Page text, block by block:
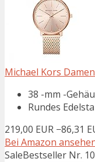
Michael Kors
38 -mm -
Rundes
219,00 EUR −86,31
Bei Amazon
SaleBestseller Nr. 10